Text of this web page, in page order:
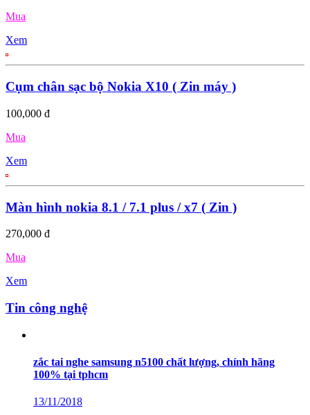
Mua
Xem
Cụm chân sạc bộ Nokia X10 ( Zin máy )
100,000 đ
Mua
Xem
Màn hình nokia 8.1 / 7.1 plus / x7 ( Zin )
270,000 đ
Mua
Xem
Tin công nghệ
zắc tai nghe samsung n5100 chất lượng, chính hãng
100% tại tphcm
13/11/2018